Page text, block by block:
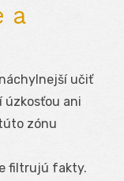
a
učiť
úzkosťou ani
zónu
filtrujú fakty.